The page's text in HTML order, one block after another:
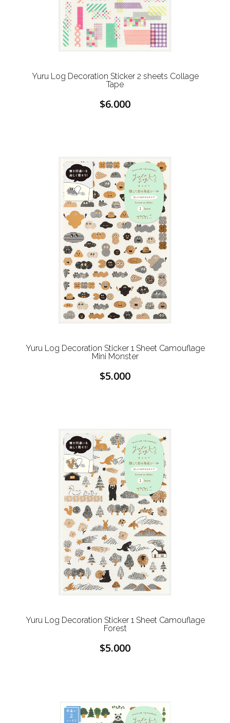
Yuru Log Decoration Sticker 2 sheets Collage
Tape
$6.000
Yuru Log Decoration Sticker 1 Sheet Camouflage
Mini Monster
$5.000
Yuru Log Decoration Sticker 1 Sheet Camouflage
Forest
$5.000